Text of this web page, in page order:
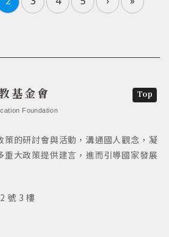
基金會
Foundation
策的研討會與活動，溝通國人觀念，凝
重大政策提供建言，進而引導國家發展
號 3 樓
Top